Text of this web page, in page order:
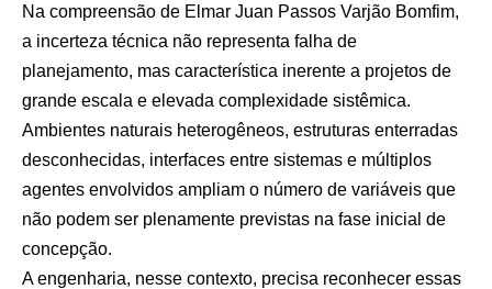
Na compreensão de Elmar Juan Passos Varjão Bomfim,
a incerteza técnica não representa falha de
planejamento, mas característica inerente a projetos de
grande escala e elevada complexidade sistêmica.
Ambientes naturais heterogêneos, estruturas enterradas
desconhecidas, interfaces entre sistemas e múltiplos
agentes envolvidos ampliam o número de variáveis que
não podem ser plenamente previstas na fase inicial de
concepção.
A engenharia, nesse contexto, precisa reconhecer essas